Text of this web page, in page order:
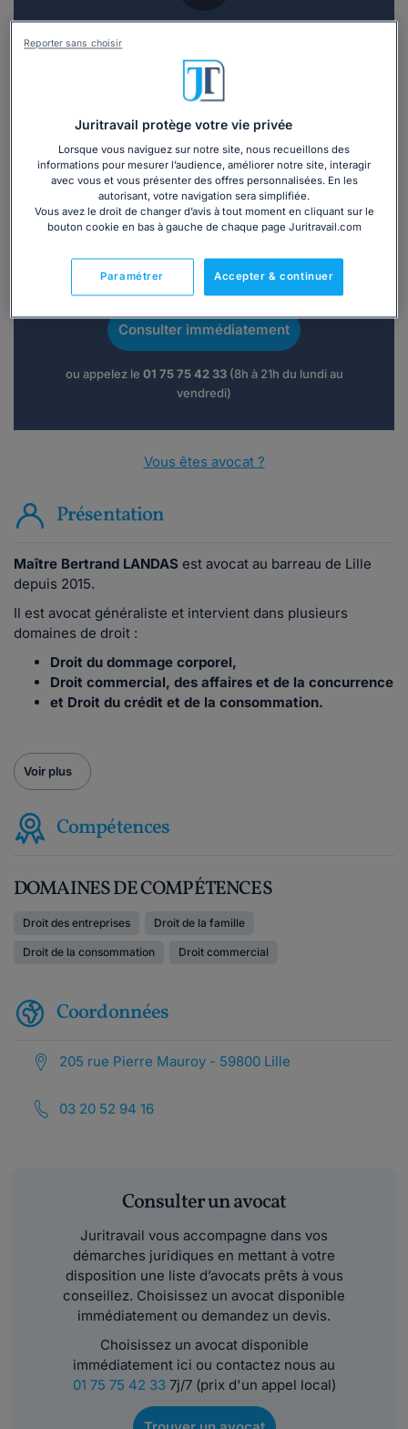
Vous souhaitez un RDV en cabinet avec un
avocat ?
Recevoir des devis d'avocats
Vous souhaitez une consultation par
téléphone ?
Consulter immédiatement
ou appelez le 01 75 75 42 33(8h à 21h du lundi au
vendredi)
Vous êtes avocat ?
Présentation
Maître Bertrand LANDAS est avocat au barreau de Lille
depuis 2015.
Il est avocat généraliste et intervient dans plusieurs
domaines de droit :
Droit du dommage corporel,
Droit commercial, des affaires et de la concurrence
et Droit du crédit et de la consommation.
Voir plus
Compétences
DOMAINES DE COMPÉTENCES
Droit des entreprises Droit de la famille
Droit de la consommation Droit commercial
Coordonnées
205 rue Pierre Mauroy - 59800 Lille
03 20 52 94 16
Consulter un avocat
Juritravail vous accompagne dans vos
démarches juridiques en mettant à votre
disposition une liste d’avocats prêts à vous
conseillez. Choisissez un avocat disponible
immédiatement ou demandez un devis.
Choisissez un avocat disponible
immédiatement ici ou contactez nous au
01 75 75 42 337j/7 (prix d'un appel local)
Juritravail protège votre vie privée
Lorsque vous naviguez sur notre site, nous recueillons des
informations pour mesurer l’audience, améliorer notre site, interagir
avec vous et vous présenter des offres personnalisées. En les
autorisant, votre navigation sera simplifiée.
Vous avez le droit de changer d’avis à tout moment en cliquant sur le
bouton cookie en bas à gauche de chaque page Juritravail.com
Accepter & continuer
Paramétrer
Reporter sans choisir